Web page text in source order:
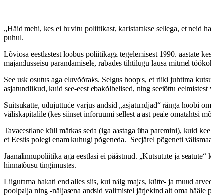
„Häid mehi, kes ei huvitu poliitikast, karistatakse sellega, et neid
puhul.
Lõviosa eestlastest loobus poliitikaga tegelemisest 1990. aastate
majandusseisu parandamisele, rabades tihtilugu lausa mitmel
See usk osutus aga eluvõõraks. Selgus hoopis, et riiki juhtima
asjatundlikud, kuid see-eest ebakõlbelised, ning seetõttu
Suitsukatte, udujuttude varjus andsid „asjatundjad“ ränga hoobi
väliskapitalile (kes siinset inforuumi sellest ajast peale omatahtsi
Tavaeestlane küll märkas seda (iga aastaga üha paremini), kuid
et Eestis polegi enam kuhugi põgeneda. Seejärel põgeneti
Jaanalinnupoliitika aga eestlasi ei päästnud. „Kutsutute ja
hinnatõusu tingimustes.
Liigutama hakati end alles siis, kui nälg majas, kütte- ja muud
poolpalja ning -näljasena andsid valimistel järjekindlalt oma